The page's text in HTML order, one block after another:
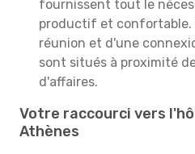
fournissent tout le
productif et confortable.
réunion et d'une
sont situés à proximité
d'affaires.
Votre raccourci vers
Athènes